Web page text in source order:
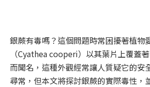
銀蕨有毒嗎？這個問題時常困擾著植物
（Cyathea cooperi）以其葉片上覆蓋
而聞名，這種外觀經常讓人質疑它的安
尋常，但本文將探討銀蕨的實際毒性，